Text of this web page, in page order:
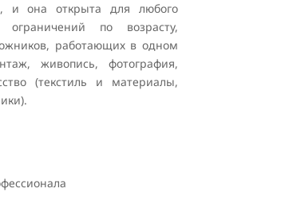
и она открыта для любого
по возрасту,
работающих в одном
живопись, фотография,
(текстиль и материалы,